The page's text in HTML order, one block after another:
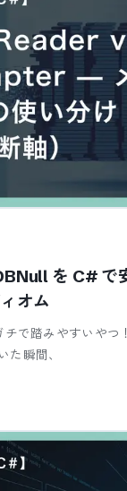
を C# で
オム
で踏みやすいやつ
た瞬間、